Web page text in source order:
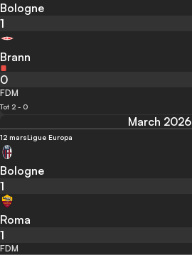
Bologne
1
Brann
0
FDM
Tot 2 - 0
March 2026
12 marsLigue Europa
Bologne
1
Roma
1
FDM